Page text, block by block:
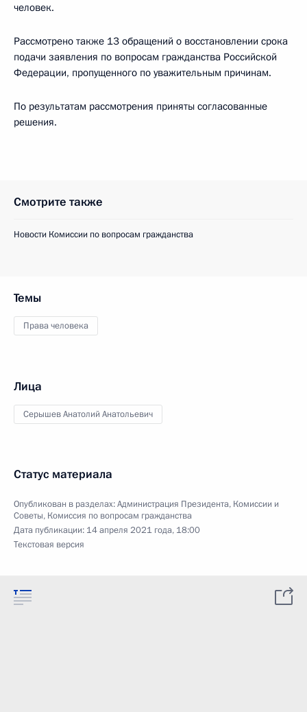
человек.
Рассмотрено также 13 обращений о восстановлении срока
подачи заявления по вопросам гражданства Российской
Федерации, пропущенного по уважительным причинам.
По результатам рассмотрения приняты согласованные
решения.
Смотрите также
Новости Комиссии по вопросам гражданства
Темы
Права человека
Лица
Серышев Анатолий Анатольевич
Статус материала
Опубликован в разделах:Администрация Президента, Комиссии и
Советы, Комиссия по вопросам гражданства
Дата публикации: 14 апреля 2021 года, 18:00
Текстовая версия